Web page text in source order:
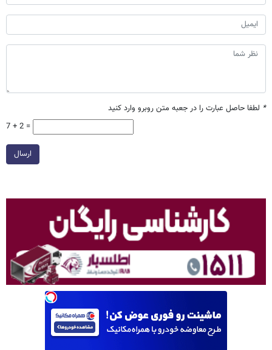
* لطفا حاصل عبارت را در جعبه متن روبرو وارد کنید
7 + 2 =
ارسال